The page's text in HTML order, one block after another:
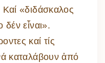
«διδάσκαλος
εἶναι».
καί τίς
καταλάβουν ἀπό